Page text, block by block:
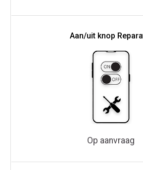
Aan/uit knop
Op aanvraag